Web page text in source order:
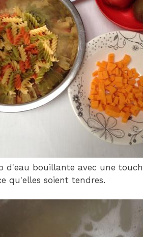
d'eau bouillante avec une
qu'elles soient tendres.